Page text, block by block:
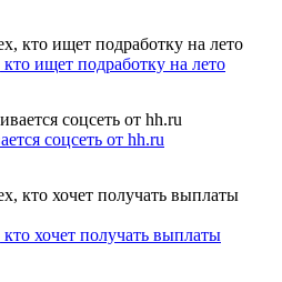
ищет подработку на лето
соцсеть от hh.ru
хочет получать выплаты